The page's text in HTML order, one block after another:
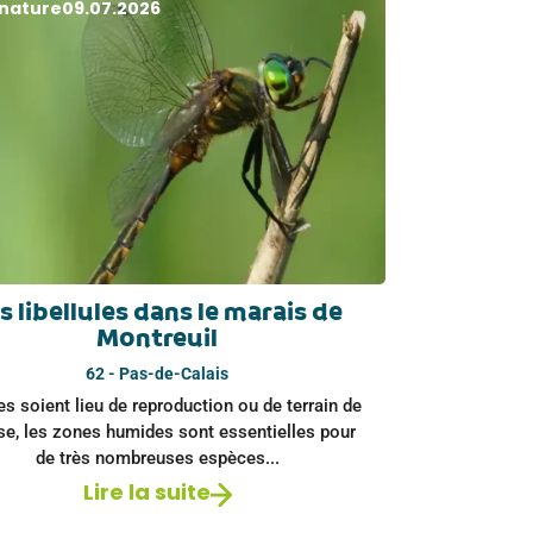
09.07.2026
libellules dans le marais de
Montreuil
62 - Pas-de-Calais
soient lieu de reproduction ou de terrain de
les zones humides sont essentielles pour
de très nombreuses espèces...
Lire la suite